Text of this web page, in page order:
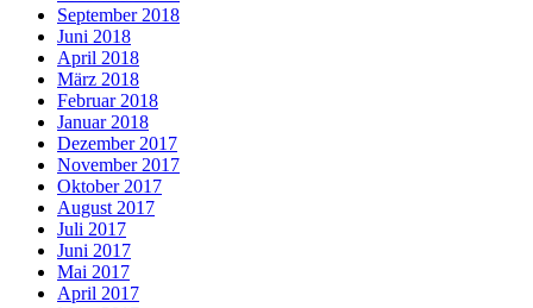
September 2018
Juni 2018
April 2018
März 2018
Februar 2018
Januar 2018
Dezember 2017
November 2017
Oktober 2017
August 2017
Juli 2017
Juni 2017
Mai 2017
April 2017